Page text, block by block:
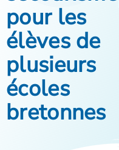
pour les
élèves de
plusieurs
écoles
bretonnes